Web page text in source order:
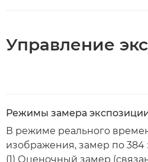
Управление
Режимы замера
В режиме реального
изображения, замер по 384
(1) Оценочный замер